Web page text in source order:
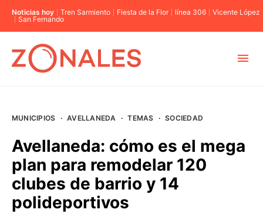
Noticias hoy Tren Sarmiento Fiesta de la Flor línea 306
Vicente López
San Fernando
BUENOS AIRES
PROVINCIAS
MUNICIPIOS · AVELLANEDA · TEMAS · SOCIEDAD
Avellaneda: cómo es el mega
plan para remodelar 120
clubes de barrio y 14
polideportivos